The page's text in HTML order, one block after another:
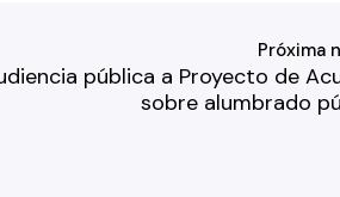
Próxima
pública a Proyecto de
sobre alumbrado